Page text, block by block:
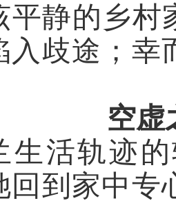
平静的乡村
入歧途；幸
空虚
生活轨迹
回到家中专